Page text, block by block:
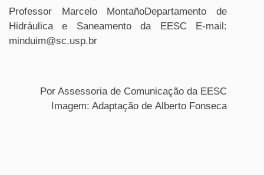
Professor Marcelo MontañoDepartamento de
Hidráulica e Saneamento da EESC E-mail:
minduim@sc.usp.br
Por Assessoria de Comunicação da EESC
Imagem: Adaptação de Alberto Fonseca